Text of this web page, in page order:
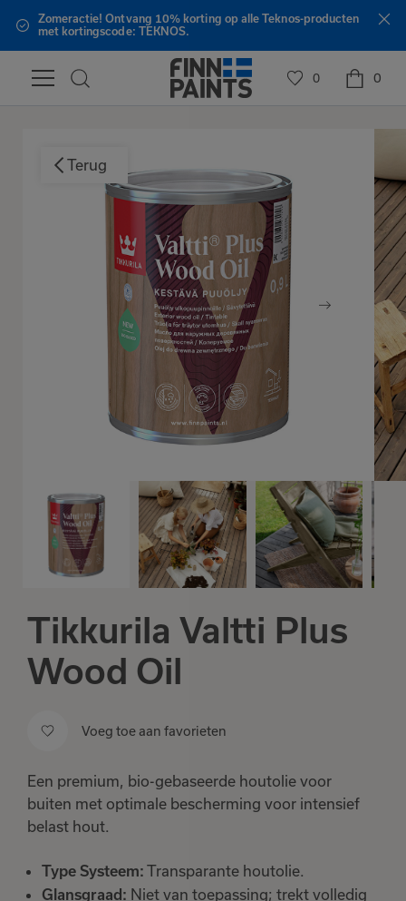
Zomeractie! Ontvang 10% korting op alle Teknos-producten
met kortingscode: TEKNOS.
0 0
Terug
Tikkurila Valtti Plus
Wood Oil
Voeg toe aan favorieten
Een premium, bio-gebaseerde houtolie voor
buiten met optimale bescherming voor intensief
belast hout.
Type Systeem: Transparante houtolie.
Glansgraad: Niet van toepassing; trekt volledig